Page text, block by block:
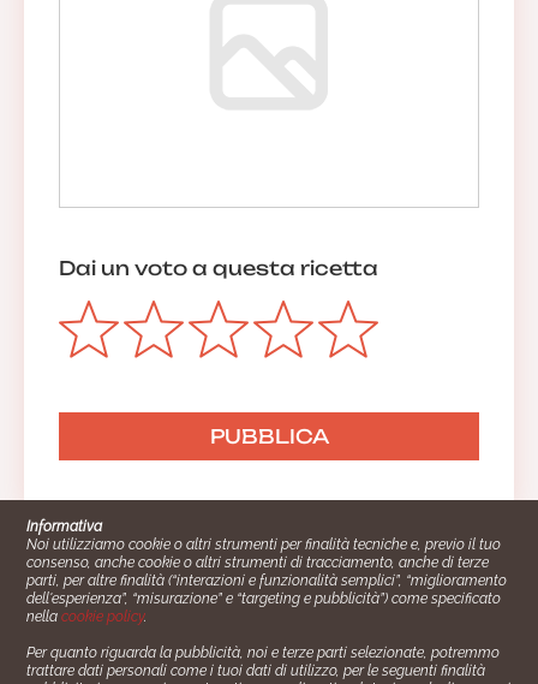
Dai un voto a questa ricetta
Cucinare.it è un marchio commerciale di Impiego24.it s.r.l.
Informativa
Noi utilizziamo cookie o altri strumenti per finalità tecniche e, previo il tuo
consenso, anche cookie o altri strumenti di tracciamento, anche di terze
parti, per altre finalità (“interazioni e funzionalità semplici”, “miglioramento
dell'esperienza”, “misurazione” e “targeting e pubblicità”) come specificato
nellacookie policy.
Per quanto riguarda la pubblicità, noi e terze parti selezionate, potremmo
trattare dati personali come i tuoi dati di utilizzo, per le seguenti finalità